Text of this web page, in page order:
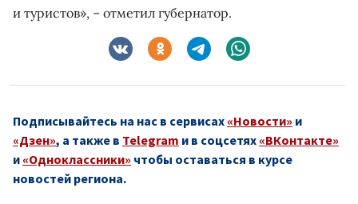
и туристов», – отметил губернатор.
Подписывайтесь на нас в сервисах «Новости» и
«Дзен», а также в Telegram и в соцсетях «ВКонтакте»
и «Одноклассники» чтобы оставаться в курсе
новостей региона.